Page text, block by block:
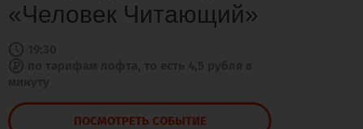
«Человек Читающий»
ПОСМОТРЕТЬ СОБЫТИЕ